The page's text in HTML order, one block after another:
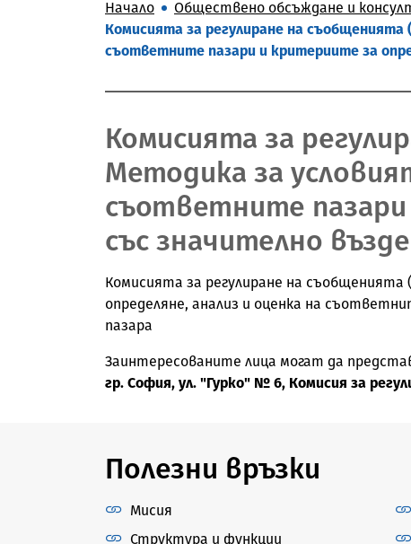
Начало
Обществено обсъждане и
Комисията за регулиране на съобщенията
съответните пазари и критериите за
Комисията за
Методика за
съответните
със значително
Комисията за регулиране на съобщенията
определяне, анализ и оценка на
пазара
Заинтересованите лица могат да
гр. София, ул. "Гурко" № 6, Комисия за
Полезни връзки
Мисия
Структура и функции